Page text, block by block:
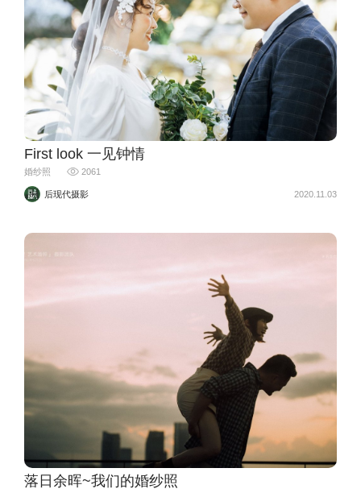
First look 一见钟情
婚纱照 2061
后现代摄影 2020.11.03
落日余晖~我们的婚纱照